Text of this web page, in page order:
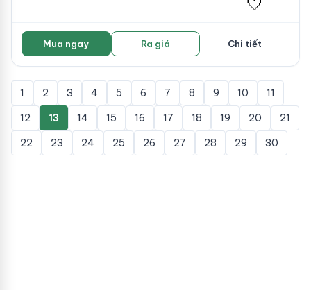
🤍
Mua ngay Ra giá Chi tiết
1 2 3 4 5 6 7 8 9 10
11
12
13 14 15 16 17 18 19 20
21
22
23 24 25 26 27 28 29 30